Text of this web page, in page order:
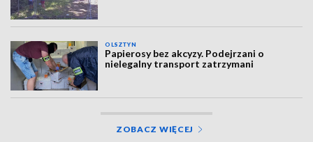
OLSZTYN
Papierosy bez akcyzy. Podejrzani o
nielegalny transport zatrzymani
ZOBACZ WIĘCEJ